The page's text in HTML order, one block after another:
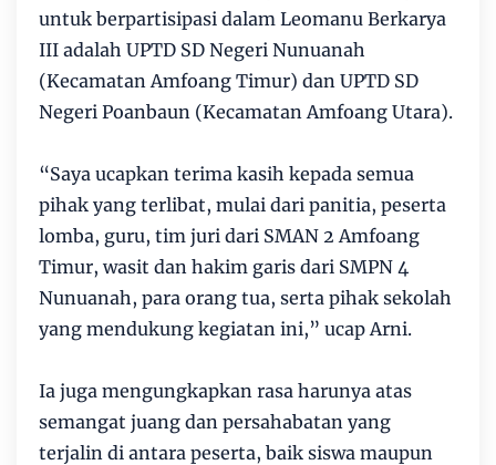
untuk berpartisipasi dalam Leomanu Berkarya
III adalah UPTD SD Negeri Nunuanah
(Kecamatan Amfoang Timur) dan UPTD SD
Negeri Poanbaun (Kecamatan Amfoang Utara).
“Saya ucapkan terima kasih kepada semua
pihak yang terlibat, mulai dari panitia, peserta
lomba, guru, tim juri dari SMAN 2 Amfoang
Timur, wasit dan hakim garis dari SMPN 4
Nunuanah, para orang tua, serta pihak sekolah
yang mendukung kegiatan ini,” ucap Arni.
Ia juga mengungkapkan rasa harunya atas
semangat juang dan persahabatan yang
terjalin di antara peserta, baik siswa maupun